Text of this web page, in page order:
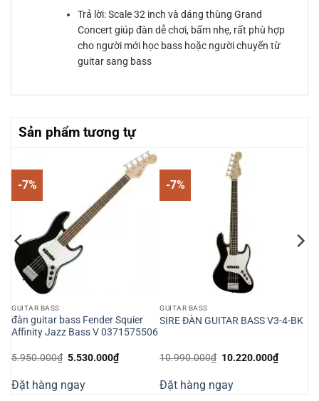
Trả lời: Scale 32 inch và dáng thùng Grand
Concert giúp đàn dễ chơi, bấm nhẹ, rất phù hợp
cho người mới học bass hoặc người chuyển từ
guitar sang bass
Sản phẩm tương tự
-7%
GUITAR BASS
đàn guitar bass Fender Squier
Affinity Jazz Bass V 0371575506
5.950.000₫ Giá
5.950.000₫.
5.530.000₫Giá
hiện
5.530.000₫.
Đặt hàng ngay
-7%
GUITAR BASS
SIRE ĐÀN GUITAR BASS V3-4-BK
10.990.000₫ Giá
10.990.000₫.
10.220.000₫Giá
hiện
Đặt hàng ngay